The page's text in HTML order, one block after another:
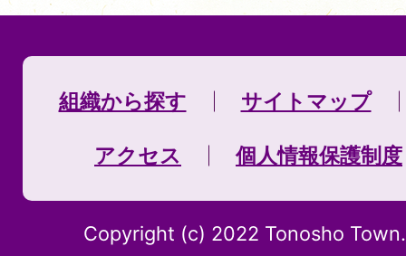
組織から探す サイトマップ
アクセス 個人情報保護制度
Copyright (c) 2022 Tonosho